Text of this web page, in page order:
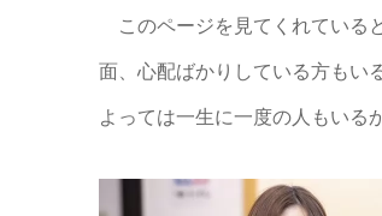
このページを見てくれている
面、心配ばかりしている方もい
よっては一生に一度の人もいる